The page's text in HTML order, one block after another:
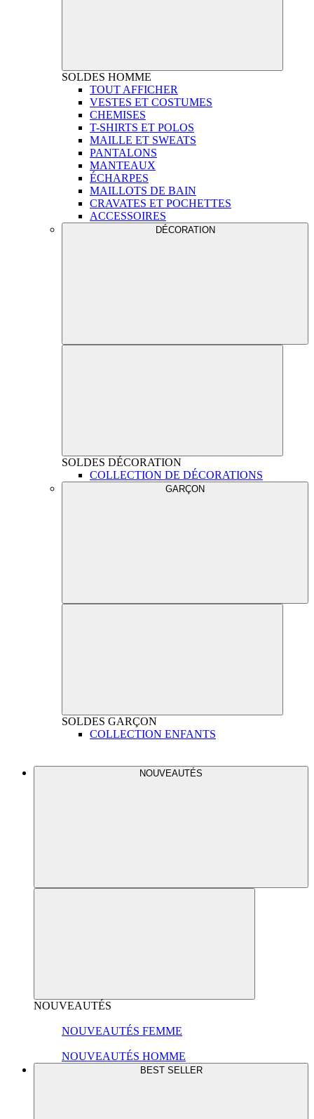
SOLDES HOMME
TOUT AFFICHER
VESTES ET COSTUMES
CHEMISES
T-SHIRTS ET POLOS
MAILLE ET SWEATS
PANTALONS
MANTEAUX
ÉCHARPES
MAILLOTS DE BAIN
CRAVATES ET POCHETTES
ACCESSOIRES
DÉCORATION
SOLDES DÉCORATION
COLLECTION DE DÉCORATIONS
GARÇON
SOLDES GARÇON
COLLECTION ENFANTS
NOUVEAUTÉS
NOUVEAUTÉS
NOUVEAUTÉS FEMME
NOUVEAUTÉS HOMME
BEST SELLER